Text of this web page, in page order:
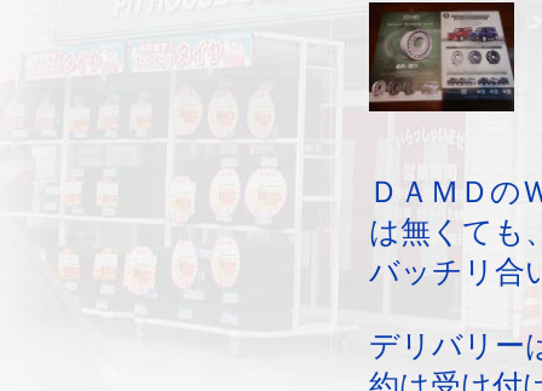
ＤＡＭＤの
は無くても
バッチリ合
デリバリー